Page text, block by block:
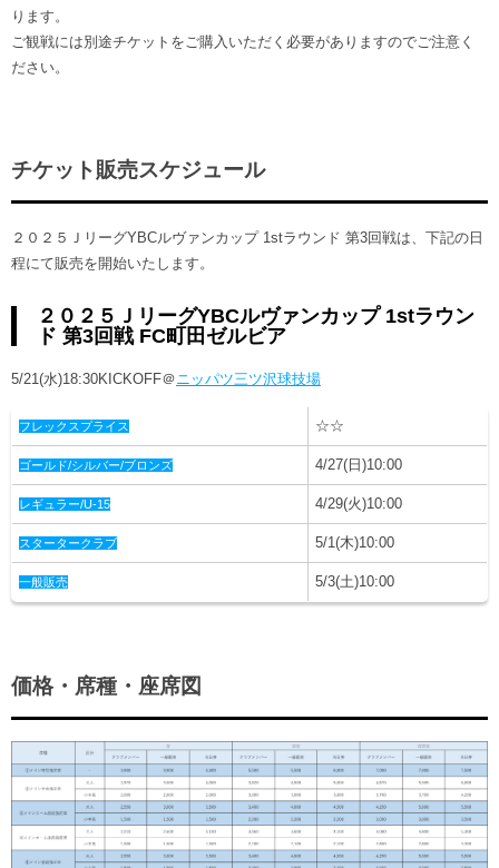
ります。
ご観戦には別途チケットをご購入いただく必要がありますのでご注意く
ださい。
チケット販売スケジュール
２０２５ＪリーグYBCルヴァンカップ 1stラウンド 第3回戦は、下記の日
程にて販売を開始いたします。
２０２５ＪリーグYBCルヴァンカップ 1stラウン
ド 第3回戦 FC町田ゼルビア
5/21(水)18:30KICKOFF＠ ニッパツ三ツ沢球技場
フレックスプライス ☆☆
ゴールド/シルバー/ブロンズ 4/27(日)10:00
レギュラー/U‐15 4/29(火)10:00
スタータークラブ 5/1(木)10:00
一般販売 5/3(土)10:00
価格・席種・座席図